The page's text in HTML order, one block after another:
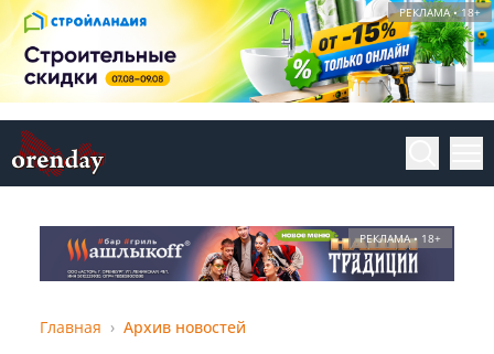
РЕКЛАМА • 18+
РЕКЛАМА • 18+
Главная Архив новостей